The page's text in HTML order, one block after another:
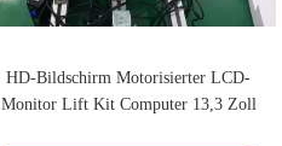
HD-Bildschirm Motorisierter LCD-
Monitor Lift Kit Computer 13,3 Zoll